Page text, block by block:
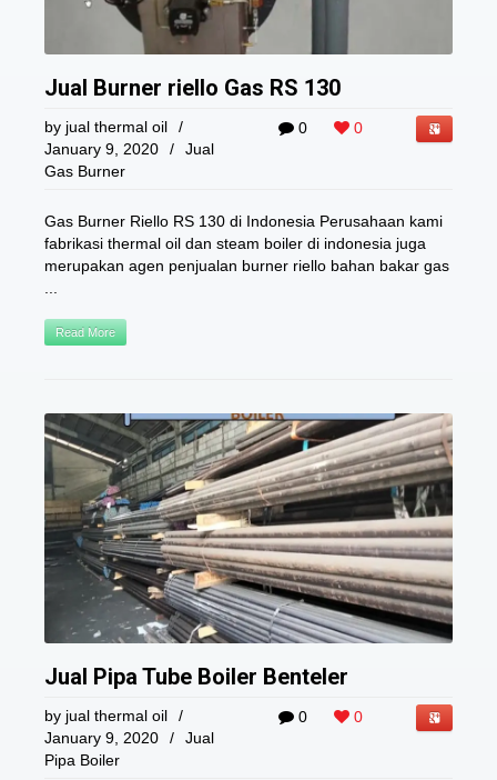
Jual Burner riello Gas RS 130
0 0
by jual thermal oil
/
January 9, 2020
/
Jual
Gas Burner
Gas Burner Riello RS 130 di Indonesia Perusahaan kami
fabrikasi thermal oil dan steam boiler di indonesia juga
merupakan agen penjualan burner riello bahan bakar gas
Read More
Jual Pipa Tube Boiler Benteler
0 0
by jual thermal oil
/
January 9, 2020
/
Jual
Pipa Boiler